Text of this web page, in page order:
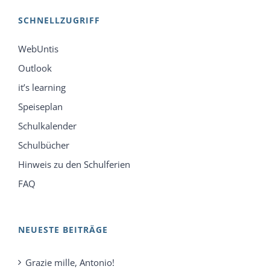
SCHNELLZUGRIFF
WebUntis
Outlook
it’s learning
Speiseplan
Schulkalender
Schulbücher
Hinweis zu den Schulferien
FAQ
NEUESTE BEITRÄGE
Grazie mille, Antonio!